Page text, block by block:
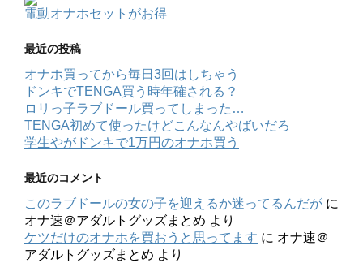
電動オナホセットがお得
最近の投稿
オナホ買ってから毎日3回はしちゃう
ドンキでTENGA買う時年確される？
ロリっ子ラブドール買ってしまった…
TENGA初めて使ったけどこんなんやばいだろ
学生やがドンキで1万円のオナホ買う
最近のコメント
このラブドールの女の子を迎えるか迷ってるんだが に
オナ速＠アダルトグッズまとめ より
ケツだけのオナホを買おうと思ってます に オナ速＠
アダルトグッズまとめ より